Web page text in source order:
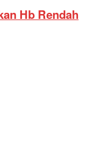
Hb Rendah